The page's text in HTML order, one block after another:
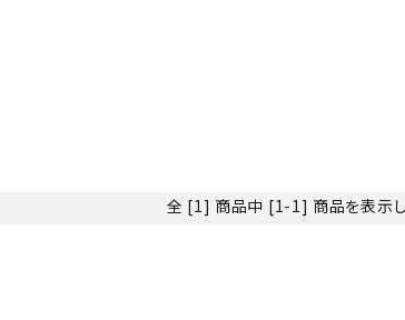
全 [1] 商品中 [1-1] 商品を表示し